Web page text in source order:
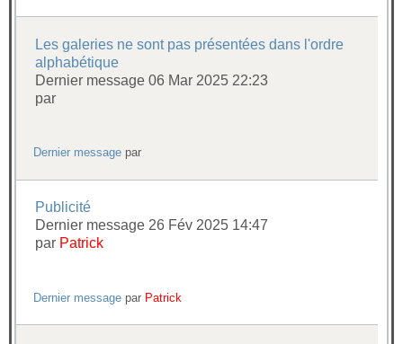
Les galeries ne sont pas présentées dans l'ordre
alphabétique
Dernier message 06 Mar 2025 22:23
par
Dernier message par
Publicité
Dernier message 26 Fév 2025 14:47
par Patrick
Dernier message par Patrick